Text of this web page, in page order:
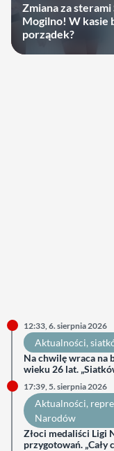
Zmiana za sterami
Mogilno! W kasie
porządek?
12:33, 6. sierpnia 2026
Aktualności,
Na chwilę wraca na
wieku 26 lat.
17:39, 5. sierpnia 2026
Aktualności,
Narodów
Złoci medaliści Ligi
przygotowań. „Cały